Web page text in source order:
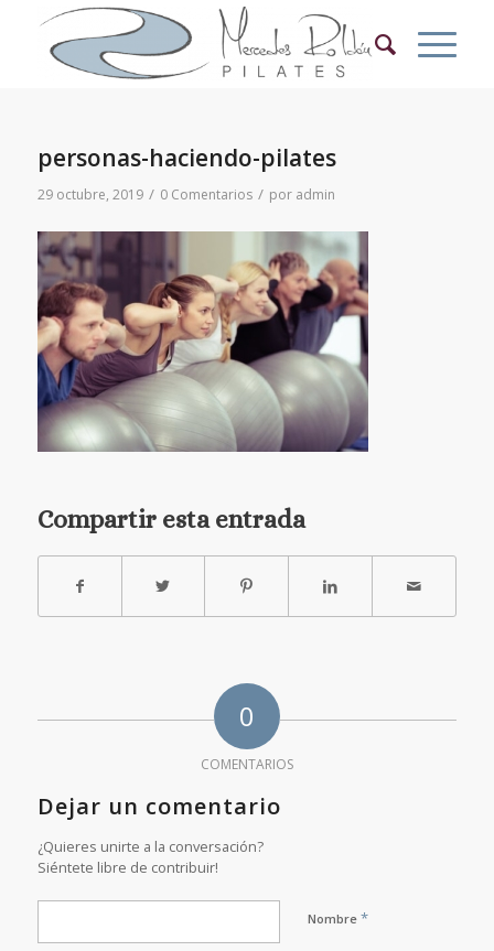
personas-haciendo-pilates
29 octubre, 2019 / 0 Comentarios / por admin
Compartir esta entrada
0
COMENTARIOS
Dejar un comentario
¿Quieres unirte a la conversación?
Siéntete libre de contribuir!
Nombre *